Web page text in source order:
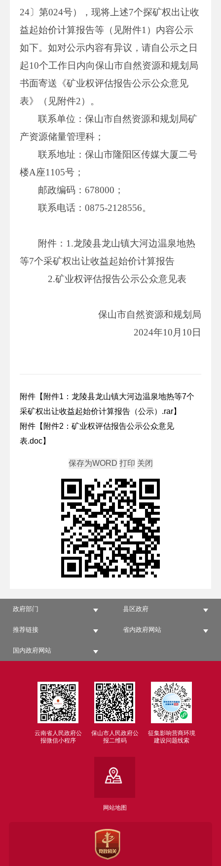
24〕第024号），现将上述7个探矿权出让收
益起始价计算报告等（见附件1）内容公示
如下。如对公示内容有异议，请自公示之日
起10个工作日内向保山市自然资源和规划局
书面寄送《矿业权评估报告公示公众意见
表》（见附件2）。
联系单位：保山市自然资源和规划局矿
产资源储量管理科；
联系地址：保山市隆阳区传媒大厦二号
楼A座1105号；
邮政编码：678000；
联系电话：0875-2128556。
附件：1.龙陵县龙山镇大河边温泉地热
等7个采矿权出让收益起始价计算报告
2.矿业权评估报告公示公众意见表
保山市自然资源和规划局
2024年10月10日
附件【 附件1：龙陵县龙山镇大河边温泉地热等7个
采矿权出让收益起始价计算报告（公示）.rar】
附件【 附件2：矿业权评估报告公示公众意见
表.doc】
政府部门 县区政府
推荐链接 省内政府网站
国内政府网站
云南省人民政府公
报微信小程序
保山市人民政府公
报二维码
征集影响营商环境
建设问题线索
网站地图